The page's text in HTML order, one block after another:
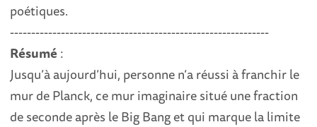
poétiques.
-------------------------------------------------------------
Résumé :
Jusqu’à aujourd’hui, personne n’a réussi à franchir le
mur de Planck, ce mur imaginaire situé une fraction
de seconde après le Big Bang et qui marque la limite